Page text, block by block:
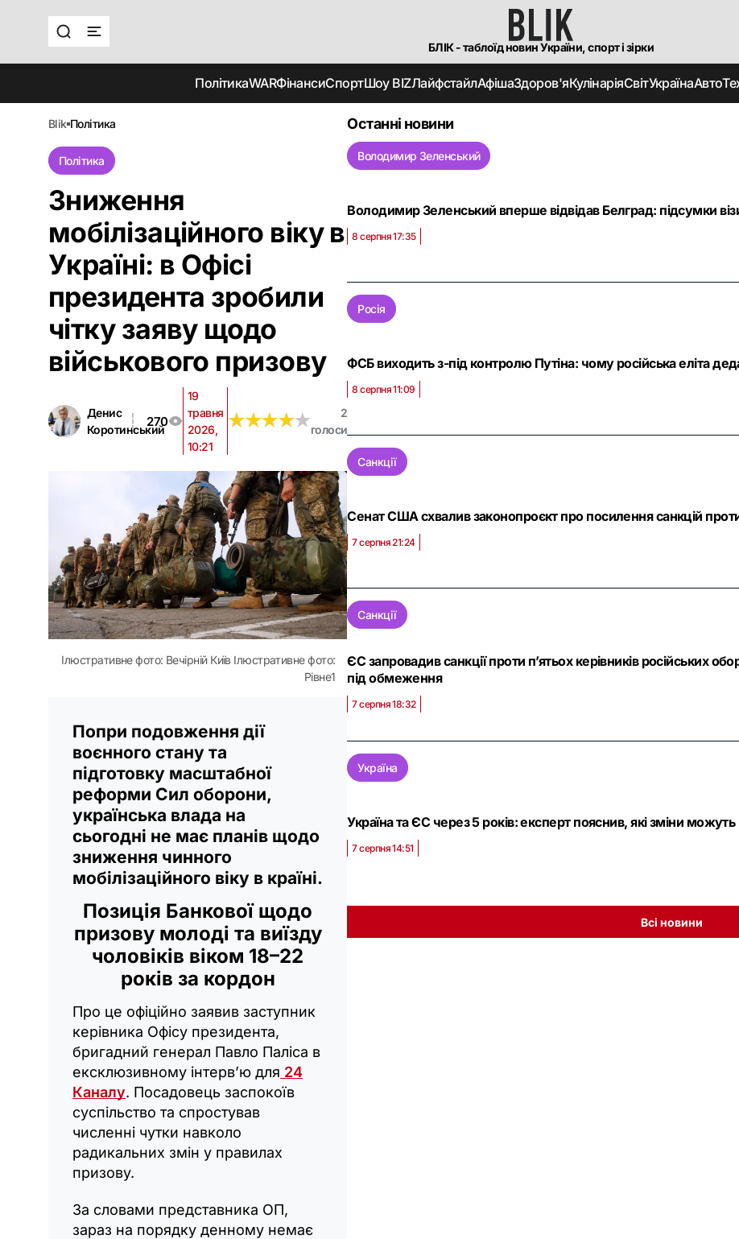
БЛІК - таблоїд новин України, спорт і зірки
ПолітикаWARФінансиСпортШоу BIZЛайфстайлАфішаЗдоров'яКулінаріяСвітУкраїнаАвто
blik політика
Політика
Зниження
мобілізаційного віку в
Україні: в Офісі
президента зробили
чітку заяву щодо
військового призову
Денис
Коротинський
270
19
травня
2026,
10:21
★★★★★
★★★★★
2
голоси
Ілюстративне фото: Вечірній Київ Ілюстративне фото:
Рівне1
Попри подовження дії
воєнного стану та
підготовку масштабної
реформи Сил оборони,
українська влада на
сьогодні не має планів щодо
зниження чинного
мобілізаційного віку в країні.
Позиція Банкової щодо
призову молоді та виїзду
чоловіків віком 18–22
років за кордон
Про це офіційно заявив заступник
керівника Офісу президента,
бригадний генерал Павло Паліса в
ексклюзивному інтерв’ю для 24
Каналу. Посадовець заспокоїв
суспільство та спростував
численні чутки навколо
радикальних змін у правилах
призову.
За словами представника ОП,
зараз на порядку денному немає
Останні новини
Володимир Зеленський
Володимир Зеленський вперше відвідав Белград: підсумки
8 серпня 17:35
Росія
ФСБ виходить з-під контролю Путіна: чому російська еліта
8 серпня 11:09
Санкції
Сенат США схвалив законопроєкт про посилення санкцій проти
7 серпня 21:24
Санкції
ЄС запровадив санкції проти п’ятьох керівників російських
під обмеження
7 серпня 18:32
Україна
Україна та ЄС через 5 років: експерт пояснив, які зміни можуть
7 серпня 14:51
Всі новини